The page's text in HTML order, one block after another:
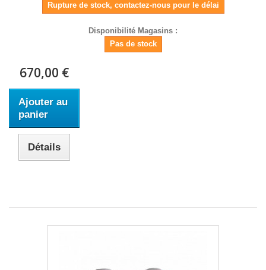
Rupture de stock, contactez-nous pour le délai
Disponibilité Magasins :
Pas de stock
670,00 €
Ajouter au
panier
Détails